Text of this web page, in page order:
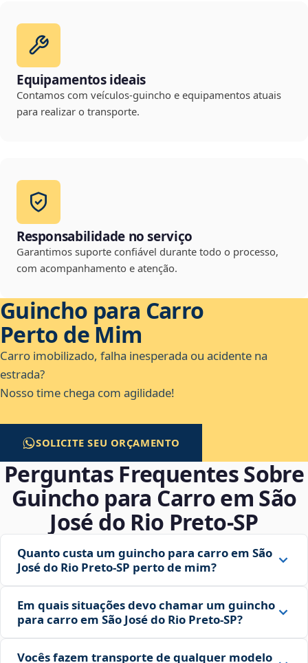
Equipamentos ideais
Contamos com veículos-guincho e equipamentos atuais
para realizar o transporte.
Responsabilidade no serviço
Garantimos suporte confiável durante todo o processo,
com acompanhamento e atenção.
Guincho para Carro
Perto de Mim
Carro imobilizado, falha inesperada ou acidente na
estrada?
Nosso time chega com agilidade!
SOLICITE SEU ORÇAMENTO
Perguntas Frequentes Sobre
Guincho para Carro em São
José do Rio Preto‑SP
Quanto custa um guincho para carro em São
José do Rio Preto‑SP perto de mim?
Em quais situações devo chamar um guincho
para carro em São José do Rio Preto‑SP?
Vocês fazem transporte de qualquer modelo